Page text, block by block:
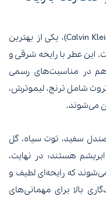
این عطر با رایحه شرقی و
هم در مناسبت‌های رسمی
شامل ترنج، لیموترش،
می‌شوند.
سفید، توت سیاه، گل
هستند؛ در نهایت،
که رایحه‌ای لطیف و
بالا برای مهمانی‌های